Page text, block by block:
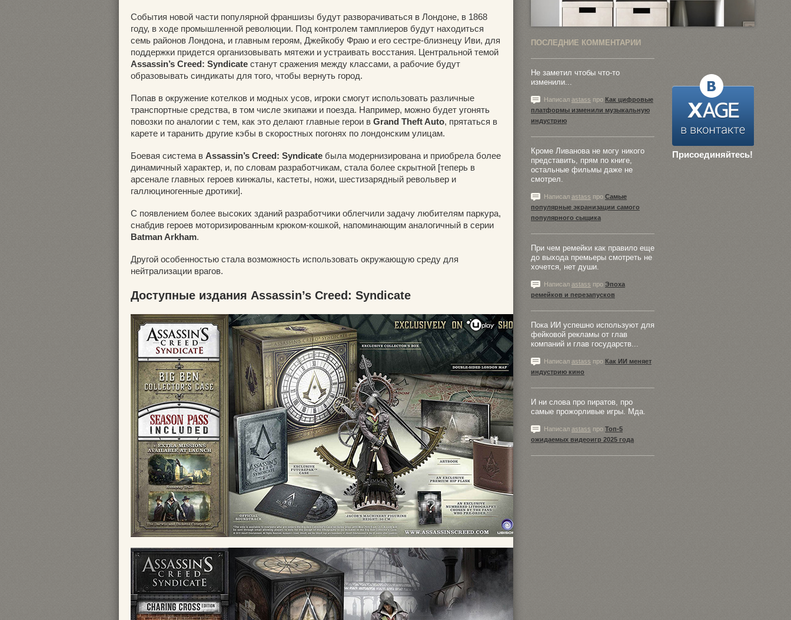
События новой части популярной франшизы будут разворачиваться в Лондоне, в 1868
году, в ходе промышленной революции. Под контролем тамплиеров будут находиться
семь районов Лондона, и главным героям, Джейкобу Фраю и его сестре-близнецу Иви, для
поддержки придется организовывать мятежи и устраивать восстания. Центральной темой
Assassin’s Creed: Syndicate станут сражения между классами, а рабочие будут
образовывать синдикаты для того, чтобы вернуть город.
Попав в окружение котелков и модных усов, игроки смогут использовать различные
транспортные средства, в том числе экипажи и поезда. Например, можно будет угонять
повозки по аналогии с тем, как это делают главные герои в Grand Theft Auto, прятаться в
карете и таранить другие кэбы в скоростных погонях по лондонским улицам.
Боевая система в Assassin’s Creed: Syndicate была модернизирована и приобрела более
динамичный характер, и, по словам разработчикам, стала более скрытной [теперь в
арсенале главных героев кинжалы, кастеты, ножи, шестизарядный револьвер и
галлюциногенные дротики].
С появлением более высоких зданий разработчики облегчили задачу любителям паркура,
снабдив героев моторизированным крюком-кошкой, напоминающим аналогичный в серии
Batman Arkham.
Другой особенностью стала возможность использовать окружающую среду для
нейтрализации врагов.
Доступные издания Assassin’s Creed: Syndicate
ПОСЛЕДНИЕ КОММЕНТАРИИ
Присоединяйтесь!
Не заметил чтобы что-то
изменили...
Написал astass про Как цифровые
платформы изменили музыкальную
индустрию
Кроме Ливанова не могу никого
представить, прям по книге,
остальные фильмы даже не
смотрел.
Написал astass про Самые
популярные экранизации самого
популярного сыщика
При чем ремейки как правило еще
до выхода премьеры смотреть не
хочется, нет души.
Написал astass про Эпоха
ремейков и перезапусков
Пока ИИ успешно используют для
фейковой рекламы от глав
компаний и глав государств...
Написал astass про Как ИИ меняет
индустрию кино
И ни слова про пиратов, про
самые прожорливые игры. Мда.
Написал astass про Топ-5
ожидаемых видеоигр 2025 года